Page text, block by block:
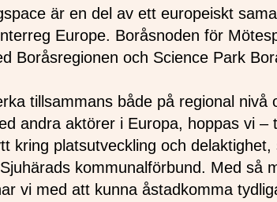
är en del av ett europeiskt
Europe. Boråsnoden för
Boråsregionen och Science Park
tillsammans både på regional nivå
andra aktörer i Europa, hoppas vi –
kring platsutveckling och
kommunalförbund. Med så
vi med att kunna åstadkomma